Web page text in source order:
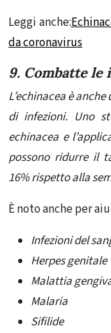
Leggi anche:
da coronavirus
9. Combatte
L’echinacea è
di infezioni. Uno
echinacea e
possono ridurre il
16% rispetto alla
È noto anche per
Infezioni del
Herpes genitale
Malattia
Malaria
Sifilide